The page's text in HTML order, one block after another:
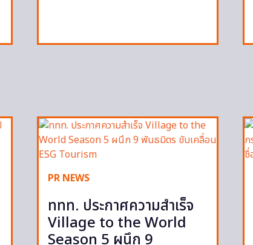
PR NEWS
ททท. ประกาศความสำเร็จ
Village to the World
Season 5 ผนึก 9